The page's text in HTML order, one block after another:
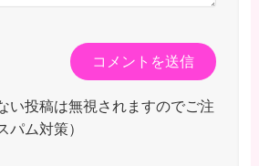
い投稿は無視されますのでご注
パム対策）